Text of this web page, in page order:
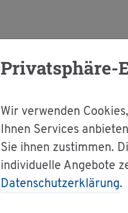
Privatsphäre-
Wir verwenden
Ihnen Services
Sie ihnen zustimmen.
individuelle Angebote
Datenschutzerklärung.